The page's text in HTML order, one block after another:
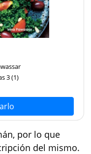
3(1)
por lo que
del mismo.